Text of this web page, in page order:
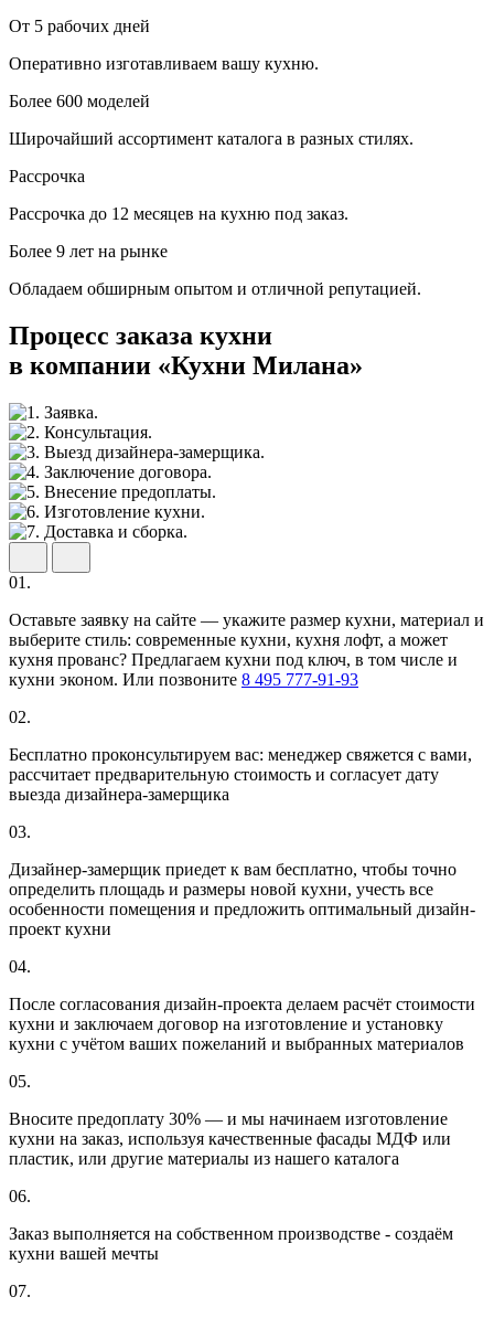
От 5 рабочих дней
Оперативно изготавливаем вашу кухню.
Более 600 моделей
Широчайший ассортимент каталога в разных стилях.
Рассрочка
Рассрочка до 12 месяцев на кухню под заказ.
Более 9 лет на рынке
Обладаем обширным опытом и отличной репутацией.
Процесс заказа кухни
в компании «Кухни Милана»
01.
Оставьте заявку на сайте — укажите размер кухни, материал и
выберите стиль: современные кухни, кухня лофт, а может
кухня прованс? Предлагаем кухни под ключ, в том числе и
кухни эконом. Или позвоните 8 495 777-91-93
02.
Бесплатно проконсультируем вас: менеджер свяжется с вами,
рассчитает предварительную стоимость и согласует дату
выезда дизайнера-замерщика
03.
Дизайнер-замерщик приедет к вам бесплатно, чтобы точно
определить площадь и размеры новой кухни, учесть все
особенности помещения и предложить оптимальный дизайн-
проект кухни
04.
После согласования дизайн-проекта делаем расчёт стоимости
кухни и заключаем договор на изготовление и установку
кухни с учётом ваших пожеланий и выбранных материалов
05.
Вносите предоплату 30% — и мы начинаем изготовление
кухни на заказ, используя качественные фасады МДФ или
пластик, или другие материалы из нашего каталога
06.
Заказ выполняется на собственном производстве - создаём
кухни вашей мечты
07.